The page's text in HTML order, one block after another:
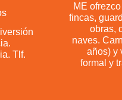
Tlf.
ME
fincas,
obras,
naves.
años) y
formal y